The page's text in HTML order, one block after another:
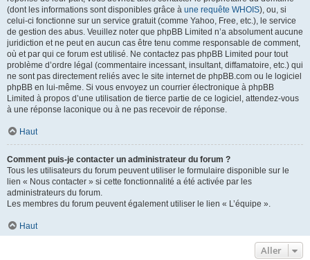
(dont les informations sont disponibles grâce à une requête WHOIS), ou, si
celui-ci fonctionne sur un service gratuit (comme Yahoo, Free, etc.), le service
de gestion des abus. Veuillez noter que phpBB Limited n’a absolument aucune
juridiction et ne peut en aucun cas être tenu comme responsable de comment,
où et par qui ce forum est utilisé. Ne contactez pas phpBB Limited pour tout
problème d’ordre légal (commentaire incessant, insultant, diffamatoire, etc.) qui
ne sont pas directement reliés avec le site internet de phpBB.com ou le logiciel
phpBB en lui-même. Si vous envoyez un courrier électronique à phpBB
Limited à propos d’une utilisation de tierce partie de ce logiciel, attendez-vous
à une réponse laconique ou à ne pas recevoir de réponse.
Haut
Comment puis-je contacter un administrateur du forum ?
Tous les utilisateurs du forum peuvent utiliser le formulaire disponible sur le
lien « Nous contacter » si cette fonctionnalité a été activée par les
administrateurs du forum.
Les membres du forum peuvent également utiliser le lien « L’équipe ».
Haut
Aller